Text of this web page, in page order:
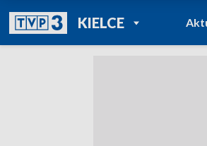
KIELCEPOWRÓT DO
TVP REGIONY